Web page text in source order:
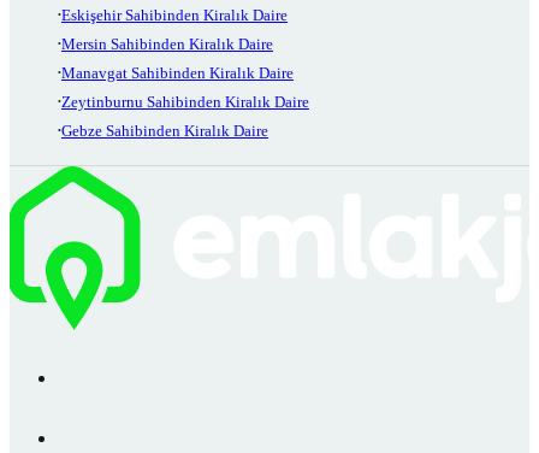
Eskişehir Sahibinden Kiralık Daire
Mersin Sahibinden Kiralık Daire
Manavgat Sahibinden Kiralık Daire
Zeytinburnu Sahibinden Kiralık Daire
Gebze Sahibinden Kiralık Daire